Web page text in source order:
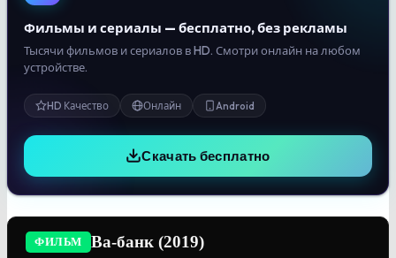
Фильмы и сериалы — бесплатно, без рекламы
Тысячи фильмов и сериалов в HD. Смотри онлайн на любом
устройстве.
HD Качество Онлайн Android
Скачать бесплатно
ФИЛЬМ Ва-банк (2019)